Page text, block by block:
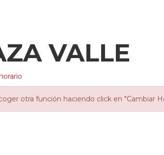
VALLE
otra función haciendo click en "Cambiar